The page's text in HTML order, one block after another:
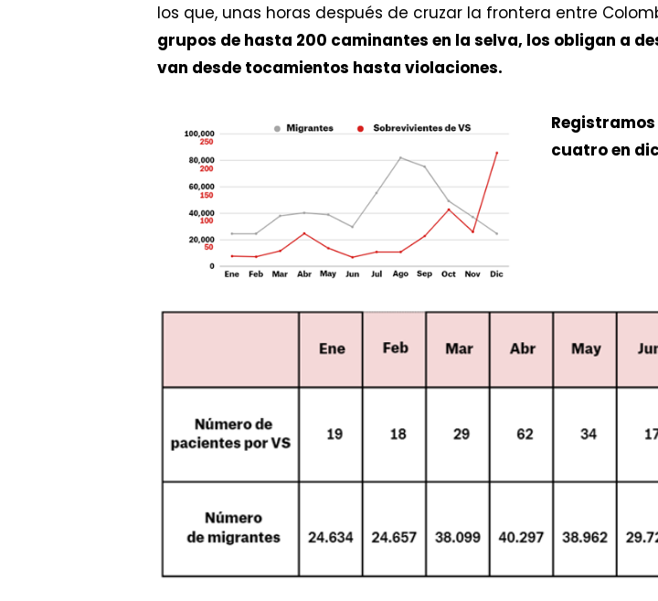
los que, unas horas después de cruzar la frontera entre
grupos de hasta 200 caminantes en la selva, los obligan a
van desde tocamientos hasta violaciones.
cuatro en